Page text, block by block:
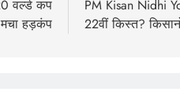
वर्ल्ड कप
हड़कंप
PM Kisan Nidhi
22वीं किस्त?